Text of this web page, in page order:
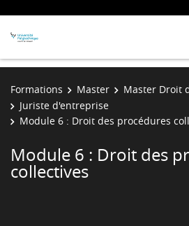
Formations Master
Master Droit
Juriste d'entreprise
Module 6 : Droit des procédures
Module 6 : Droit des
collectives